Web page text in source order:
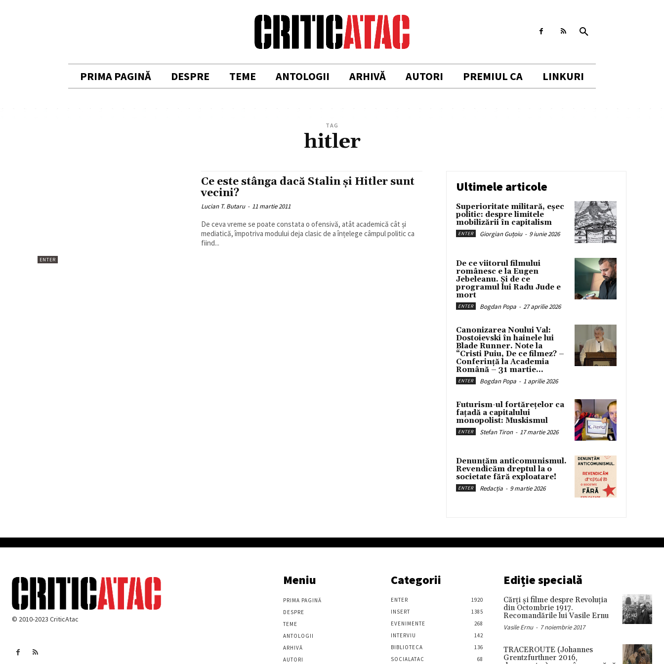
PRIMA PAGINĂ DESPRE TEME ANTOLOGII ARHIVĂ AUTORI PREMIUL CA LINKURI
TAG
hitler
ENTER
Ce este stânga dacă Stalin și Hitler sunt
vecini?
Lucian T. Butaru - 11 martie 2011
De ceva vreme se poate constata o ofensivă, atât academică cât și
mediatică, împotriva modului deja clasic de a înțelege câmpul politic ca
fiind...
Ultimele articole
Superioritate militară, eșec
politic: despre limitele
mobilizării în capitalism
ENTER Giorgian Guțoiu - 9 iunie 2026
De ce viitorul filmului
românesc e la Eugen
Jebeleanu. Și de ce
programul lui Radu Jude e
mort
ENTER Bogdan Popa - 27 aprilie 2026
Canonizarea Noului Val:
Dostoievski în hainele lui
Blade Runner. Note la
“Cristi Puiu, De ce filmez? –
Conferință la Academia
Română – 31 martie...
ENTER Bogdan Popa - 1 aprilie 2026
Futurism-ul fortărețelor ca
fațadă a capitalului
monopolist: Muskismul
ENTER Stefan Tiron - 17 martie 2026
Denunțăm anticomunismul.
Revendicăm dreptul la o
societate fără exploatare!
ENTER Redacția - 9 martie 2026
© 2010-2023 CriticAtac
Meniu
PRIMA PAGINĂ
DESPRE
TEME
ANTOLOGII
ARHIVĂ
AUTORI
Categorii
ENTER
1920
INSERT
1385
EVENIMENTE
268
INTERVIU
142
BIBLIOTECA
136
SOCIALATAC
68
Ediție specială
Cărţi şi filme despre Revoluţia
din Octombrie 1917.
Recomandările lui Vasile Ernu
Vasile Ernu - 7 noiembrie 2017
TRACEROUTE (Johannes
Grentzfurthner 2016,